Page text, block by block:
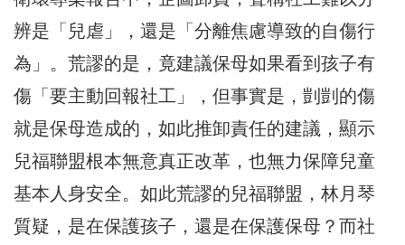
辨是「兒虐」，還是「分離焦慮導致的自傷行
為」。荒謬的是，竟建議保母如果看到孩子有
傷「要主動回報社工」，但事實是，剴剴的傷
就是保母造成的，如此推卸責任的建議，顯示
兒福聯盟根本無意真正改革，也無力保障兒童
基本人身安全。如此荒謬的兒福聯盟，林月琴
質疑，是在保護孩子，還是在保護保母？而社